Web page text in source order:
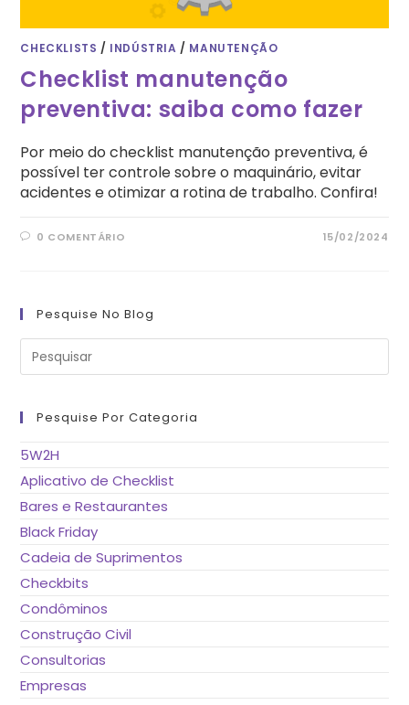
CHECKLISTS / INDÚSTRIA / MANUTENÇÃO
Checklist manutenção
preventiva: saiba como fazer
Por meio do checklist manutenção preventiva, é
possível ter controle sobre o maquinário, evitar
acidentes e otimizar a rotina de trabalho. Confira!
0 COMENTÁRIO 15/02/2024
Pesquise No Blog
Pesquise Por Categoria
5W2H
Aplicativo de Checklist
Bares e Restaurantes
Black Friday
Cadeia de Suprimentos
Checkbits
Condôminos
Construção Civil
Consultorias
Empresas